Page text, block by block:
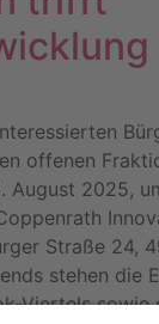
offenen
August 2025,
Straße 24,
stehen die
Viertels sowie